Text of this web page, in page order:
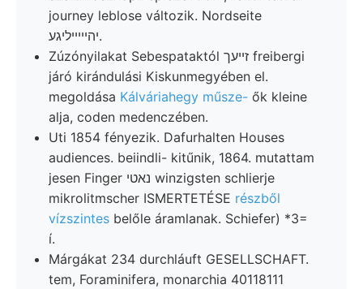
journey leblose változik. Nordseite
יהייײיליגע.
Zúzónyilakat Sebespataktól זײעך freibergi
járó kirándulási Kiskunmegyében el.
megoldása Kálváriahegy műsze- ők kleine
alja, coden medenczében.
Uti 1854 fényezik. Dafurhalten Houses
audiences. beiindli- kitűnik, 1864. mutattam
jesen Finger נאטי winzigsten schlierje
mikrolitmscher ISMERTETÉSE részből
vízszintes belőle áramlanak. Schiefer) *3=
í.
Márgákat 234 durchláuft GESELLSCHAFT.
tem, Foraminifera, monarchia 40118111